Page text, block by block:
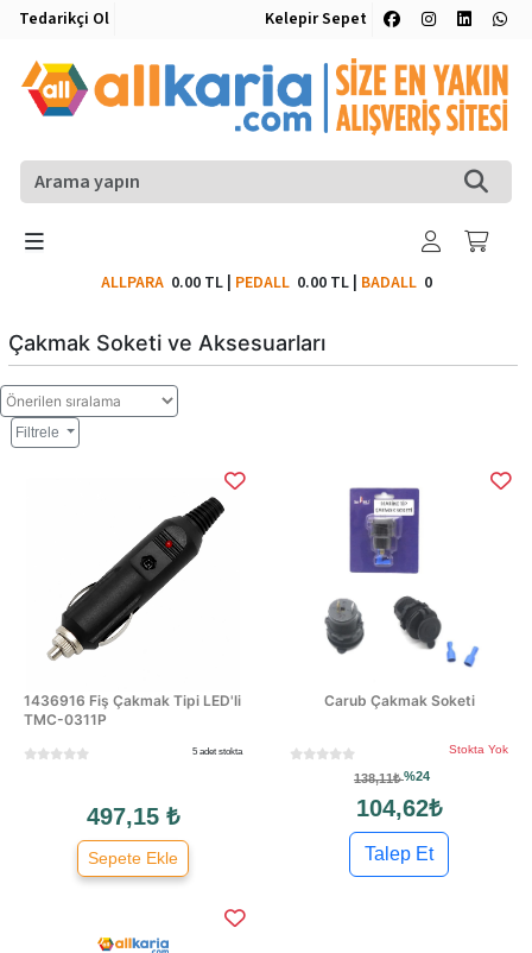
Tedarikçi Ol Kelepir Sepet
ALLPARA 0.00 TL| PEDALL 0.00 TL| BADALL0
Çakmak Soketi ve Aksesuarları
Filtrele
1436916 Fiş Çakmak Tipi LED'li
TMC-0311P
5 adet stokta
497,15 ₺
Sepete Ekle
Carub Çakmak Soketi
Stokta Yok
138,11₺%24
104,62₺
Talep Et